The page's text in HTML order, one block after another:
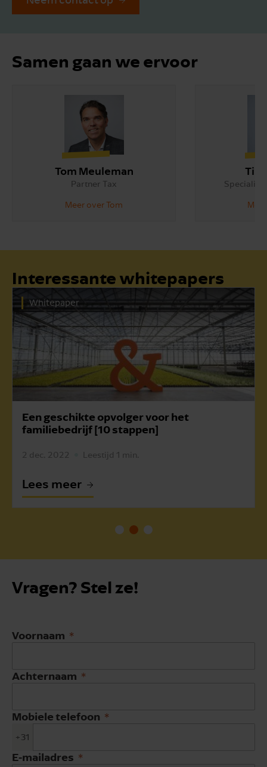
Samen gaan we ervoor
Tom Meuleman
Partner Tax
Meer over Tom
Specialist
Interessante whitepapers
Whitepaper
Een succesvolle overname van het
familiebedrijf [4 fases]
4 jun. 2021 Leestijd 2 min.
Lees meer
Vragen? Stel ze!
Voornaam
Achternaam
Mobiele telefoon
+31
E-mailadres